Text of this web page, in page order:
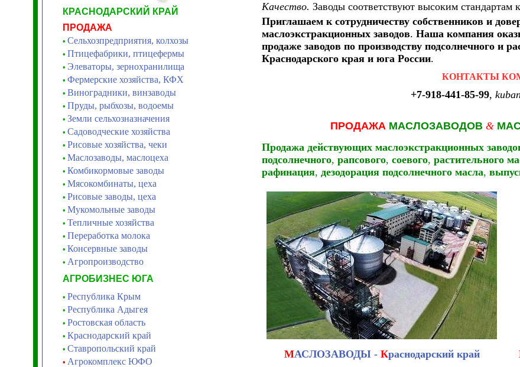
КРАСНОДАРСКИЙ КРАЙ
ПРОДАЖА
• Сельхозпредприятия, колхозы
• Птицефабрики, птицефермы
• Элеваторы, зернохранилища
• Фермерские хозяйства, КФХ
• Виноградники, винзаводы
• Пруды, рыбхозы, водоемы
• Земли сельхозназначения
• Садоводческие хозяйства
• Рисовые хозяйства, чеки
• Маслозаводы, маслоцеха
• Комбикормовые заводы
• Мясокомбинаты, цеха
• Рисовые заводы, цеха
• Мукомольные заводы
• Тепличные хозяйства
• Переработка молока
• Консервные заводы
• Агропроизводство
АГРОБИЗНЕС ЮГА
• Республика Крым
• Республика Адыгея
• Ростовская область
• Краснодарский край
• Ставропольский край
• Агрокомплекс ЮФО
Качество. Заводы соответствуют высоким стандартам
Приглашаем к сотрудничеству собственников и
маслоэкстракционных заводов. Наша компания
продаже заводов по производству подсолнечного и
Краснодарского края и юга России.
КОНТАКТЫ
+7-918-441-85-99,
ПРОДАЖАМАСЛОЗАВОДОВ &
Продажа действующих маслоэкстракционных
подсолнечного, рапсового, соевого, растительного
рафинация, дезодорация подсолнечного масла,
МАСЛОЗАВОДЫ - Краснодарский край